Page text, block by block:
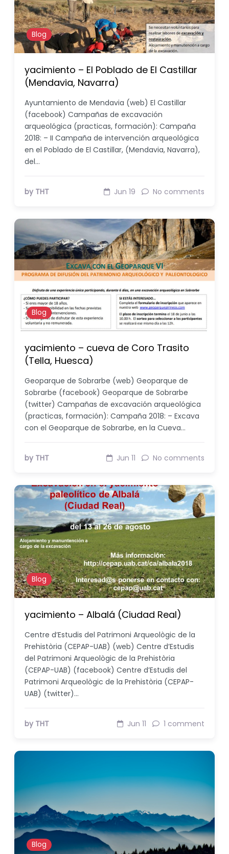
Blog
yacimiento – El Poblado de El Castillar
(Mendavia, Navarra)
Ayuntamiento de Mendavia (web) El Castillar
(facebook) Campañas de excavación
arqueológica (practicas, formación): Campaña
2018: – II Campaña de intervención arqueológica
en el Poblado de El Castillar, (Mendavia, Navarra),
del…
by THT Jun 19 No comments
Blog
yacimiento – cueva de Coro Trasito
(Tella, Huesca)
Geoparque de Sobrarbe (web) Geoparque de
Sobrarbe (facebook) Geoparque de Sobrarbe
(twitter) Campañas de excavación arqueológica
(practicas, formación): Campaña 2018: – Excava
con el Geoparque de Sobrarbe, en la Cueva…
by THT Jun 11 No comments
Blog
yacimiento – Albalá (Ciudad Real)
Centre d’Estudis del Patrimoni Arqueològic de la
Prehistòria (CEPAP-UAB) (web) Centre d’Estudis
del Patrimoni Arqueològic de la Prehistòria
(CEPAP-UAB) (facebook) Centre d’Estudis del
Patrimoni Arqueològic de la Prehistòria (CEPAP-
UAB) (twitter)…
by THT Jun 11 1 comment
Blog